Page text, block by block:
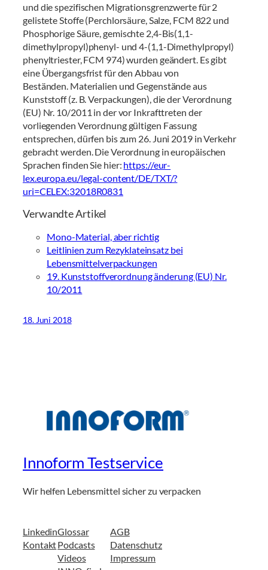
und die spezifischen Migrationsgrenzwerte für 2
gelistete Stoffe (Perchlorsäure, Salze, FCM 822 und
Phosphorige Säure, gemischte 2,4-Bis(1,1-
dimethylpropyl)phenyl- und 4-(1,1-Dimethylpropyl)
phenyltriester, FCM 974) wurden geändert. Es gibt
eine Übergangsfrist für den Abbau von
Beständen. Materialien und Gegenstände aus
Kunststoff (z. B. Verpackungen), die der Verordnung
(EU) Nr. 10/2011 in der vor Inkrafttreten der
vorliegenden Verordnung gültigen Fassung
entsprechen, dürfen bis zum 26. Juni 2019 in Verkehr
gebracht werden. Die Verordnung in europäischen
Sprachen finden Sie hier: https://eur-
lex.europa.eu/legal-content/DE/TXT/?
uri=CELEX:32018R0831
Verwandte Artikel
Mono-Material, aber richtig
Leitlinien zum Rezyklateinsatz bei
Lebensmittelverpackungen
19. Kunststoffverordnung änderung (EU) Nr.
10/2011
18. Juni 2018
Innoform Testservice
Wir helfen Lebensmittel sicher zu verpacken
Linkedin
Kontakt
Glossar
Podcasts
Videos
AGB
Datenschutz
Impressum